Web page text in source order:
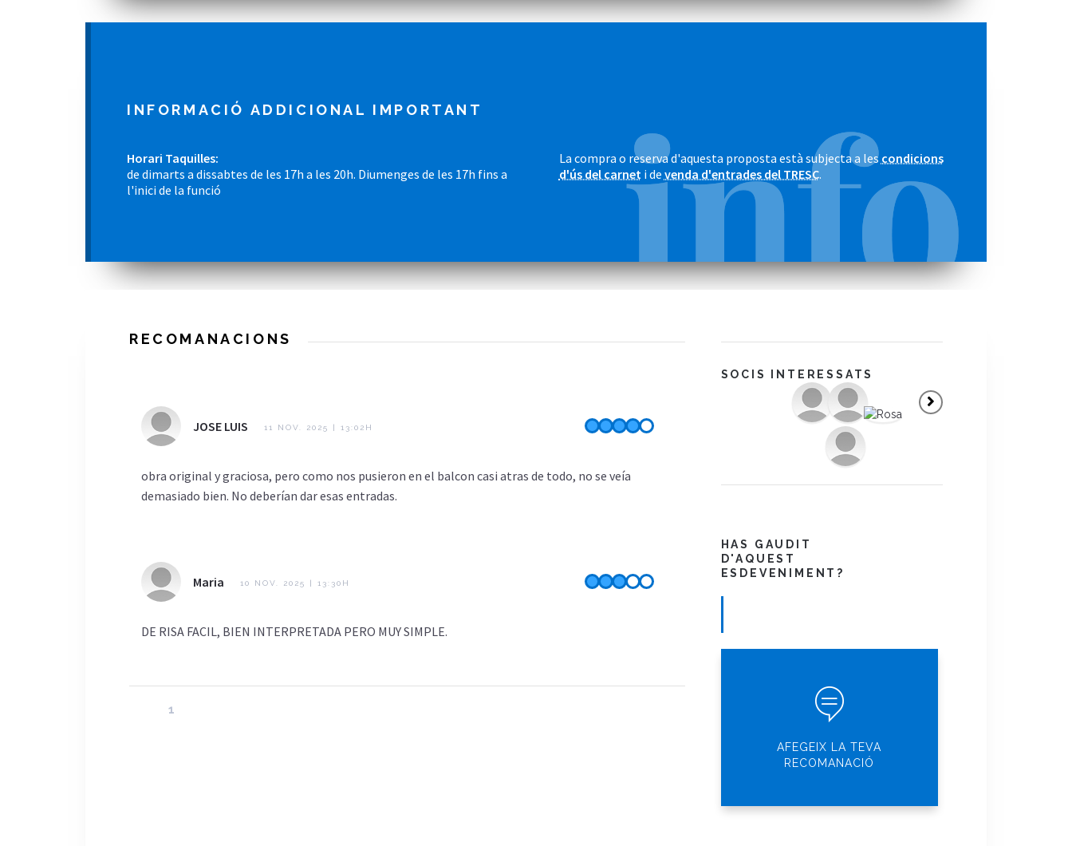
INFORMACIÓ ADDICIONAL IMPORTANT
Horari Taquilles:
de dimarts a dissabtes de les 17h a les 20h. Diumenges de les 17h fins a
l'inici de la funció
La compra o reserva d'aquesta proposta està subjecta a les condicions
d'ús del carneti de venda d'entrades del TRESC.
RECOMANACIONS
JOSE LUIS 11 NOV. 2025 | 13:02H
obra original y graciosa, pero como nos pusieron en el balcon casi atras de todo, no se veía
demasiado bien. No deberían dar esas entradas.
Maria 10 NOV. 2025 | 13:30H
DE RISA FACIL, BIEN INTERPRETADA PERO MUY SIMPLE.
1
SOCIS INTERESSATS
HAS GAUDIT
D'AQUEST
ESDEVENIMENT?
AFEGEIX LA TEVA
RECOMANACIÓ